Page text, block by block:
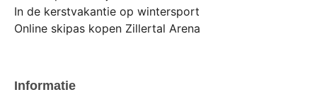
In de kerstvakantie op wintersport
Online skipas kopen Zillertal Arena
Informatie